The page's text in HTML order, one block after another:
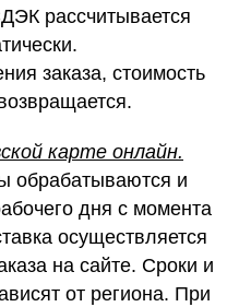
рассчитывается
заказа, стоимость
карте онлайн.
обрабатываются и
дня с момента
осуществляется
на сайте. Сроки и
от региона. При